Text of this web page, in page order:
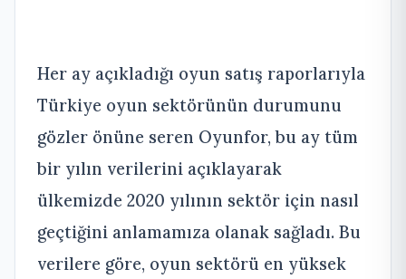
Her ay açıkladığı oyun satış raporlarıyla
Türkiye oyun sektörünün durumunu
gözler önüne seren Oyunfor, bu ay tüm
bir yılın verilerini açıklayarak
ülkemizde 2020 yılının sektör için nasıl
geçtiğini anlamamıza olanak sağladı. Bu
verilere göre, oyun sektörü en yüksek